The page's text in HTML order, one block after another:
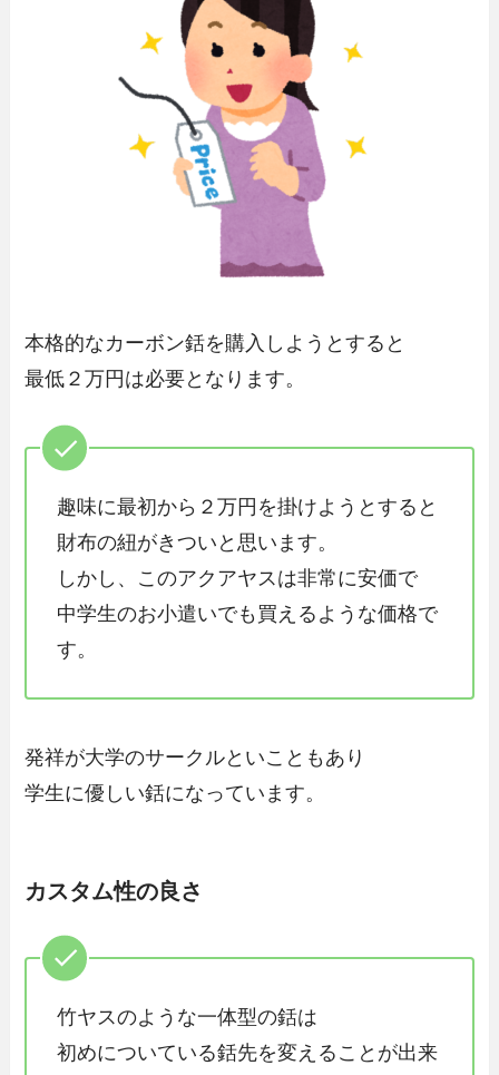
本格的なカーボン銛を購入しようとすると
最低２万円は必要となります。
趣味に最初から２万円を掛けようとすると
財布の紐がきついと思います。
しかし、このアクアヤスは非常に安価で
中学生のお小遣いでも買えるような価格で
す。
発祥が大学のサークルといこともあり
学生に優しい銛になっています。
カスタム性の良さ
竹ヤスのような一体型の銛は
初めについている銛先を変えることが出来